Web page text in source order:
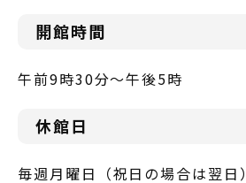
開館時間
午前9時30分～午後5時
休館日
毎週月曜日（祝日の場合は翌日）